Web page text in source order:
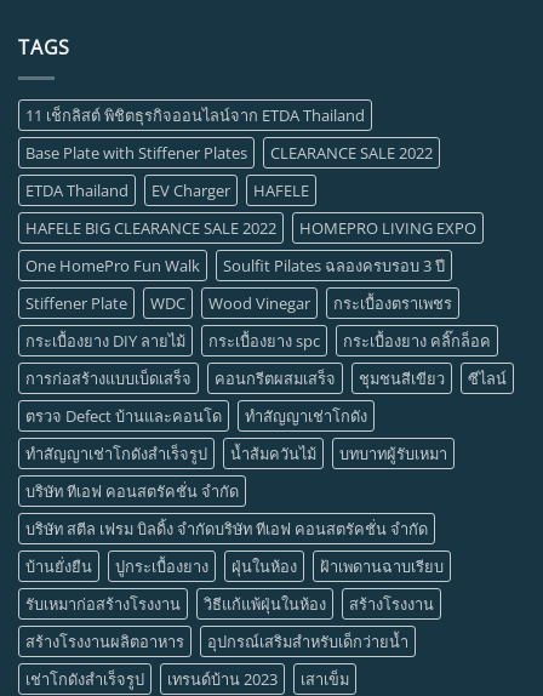
TAGS
11 เช็กลิสต์ พิชิตธุรกิจออนไลน์จาก ETDA Thailand
Base Plate with Stiffener Plates
CLEARANCE SALE 2022
ETDA Thailand
EV Charger
HAFELE
HAFELE BIG CLEARANCE SALE 2022
HOMEPRO LIVING EXPO
One HomePro Fun Walk
Soulfit Pilates ฉลองครบรอบ 3 ปี
Stiffener Plate
WDC Wood Vinegar
กระเบื้องตราเพชร
กระเบื้องยาง DIY ลายไม้
กระเบื้องยาง spc
กระเบื้องยาง คลิ๊กล็อค
การก่อสร้างแบบเบ็ดเสร็จ
คอนกรีตผสมเสร็จ ชุมชนสีเขียว
ซีไลน์
ตรวจ Defect บ้านและคอนโด
ทำสัญญาเช่าโกดัง
ทำสัญญาเช่าโกดังสำเร็จรูป
น้ำส้มควันไม้
บทบาทผู้รับเหมา
บริษัท ทีเอฟ คอนสตรัคชั่น จำกัด
บริษัท สตีล เฟรม บิลดิ้ง จำกัดบริษัท ทีเอฟ คอนสตรัคชั่น จำกัด
บ้านยั่งยืน
ปูกระเบื้องยาง ฝุ่นในห้อง
ฝ้าเพดานฉาบเรียบ
รับเหมาก่อสร้างโรงงาน
วิธีแก้แพ้ฝุ่นในห้อง
สร้างโรงงาน
สร้างโรงงานผลิตอาหาร
อุปกรณ์เสริมสำหรับเด็กว่ายน้ำ
เช่าโกดังสำเร็จรูป
เทรนด์บ้าน 2023 เสาเข็ม